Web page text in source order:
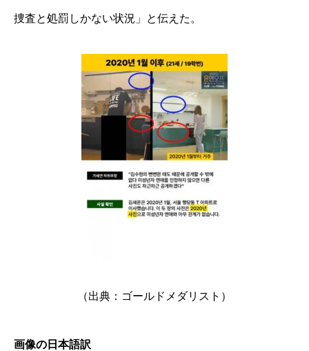
捜査と処罰しかない状況」と伝えた。
（出典：ゴールドメダリスト）
画像の日本語訳